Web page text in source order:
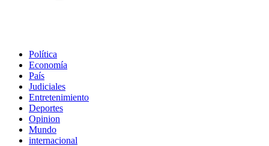
Política
Economía
País
Judiciales
Entretenimiento
Deportes
Opinion
Mundo
internacional